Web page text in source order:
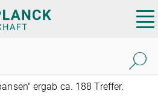
ergab ca. 188 Treffer.